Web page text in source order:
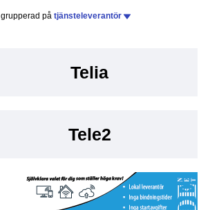
, grupperad på tjänsteleverantör
Telia
Tele2